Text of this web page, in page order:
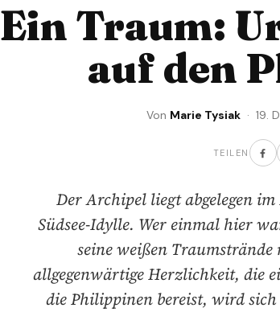
Ein Traum:
auf den
Von Marie Tysiak· 19.
TEILEN
Der Archipel liegt abgelegen
Südsee-Idylle. Wer einmal hier
seine weißen Traumstrände
allgegenwärtige Herzlichkeit, die
die Philippinen bereist, wird sich